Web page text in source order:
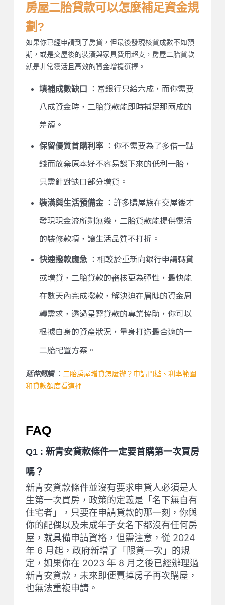
房屋二胎貸款可以怎麼補足資金規
劃?
如果你已經申請到了房貸，但最後發現核貸成數不如預
期，或是交屋後的裝潢與家具費用超支，房屋二胎貸款
就是非常靈活且高效的資金增援選擇。
填補成數缺口 ：當銀行只給六成，而你需要
八成資金時，二胎貸款能即時補足那兩成的
差額。
保留優質首購利率：你不需要為了多借一點
錢而放棄原本好不容易談下來的低利一胎，
只需針對缺口部分增貸。
裝潢與生活預備金：許多購屋族在交屋後才
發現現金流所剩無幾，二胎貸款能提供靈活
的裝修款項，讓生活品質不打折。
快速撥款應急：相較於重新向銀行申請轉貸
或增貸，二胎貸款的審核更為彈性，最快能
在數天內完成撥款，解決迫在眉睫的資金周
轉需求，透過星羿貸款的專業協助，你可以
根據自身的資產狀況，量身打造最合適的一
二胎配置方案。
延伸閱讀 ： 二胎房屋增貸怎麼辦？申請門檻、利率範圍
和貸款額度看這裡
FAQ
Q1 : 新青安貸款條件一定要首購第一次買房
嗎？
新青安貸款條件並沒有要求申貸人必須是人
生第一次買房，政策的定義是「名下無自有
住宅者」，只要在申請貸款的那一刻，你與
你的配偶以及未成年子女名下都沒有任何房
屋，就具備申請資格，但需注意，從 2024
年 6 月起，政府新增了「限貸一次」的規
定，如果你在 2023 年 8 月之後已經辦理過
新青安貸款，未來即便賣掉房子再次購屋，
也無法重複申請。